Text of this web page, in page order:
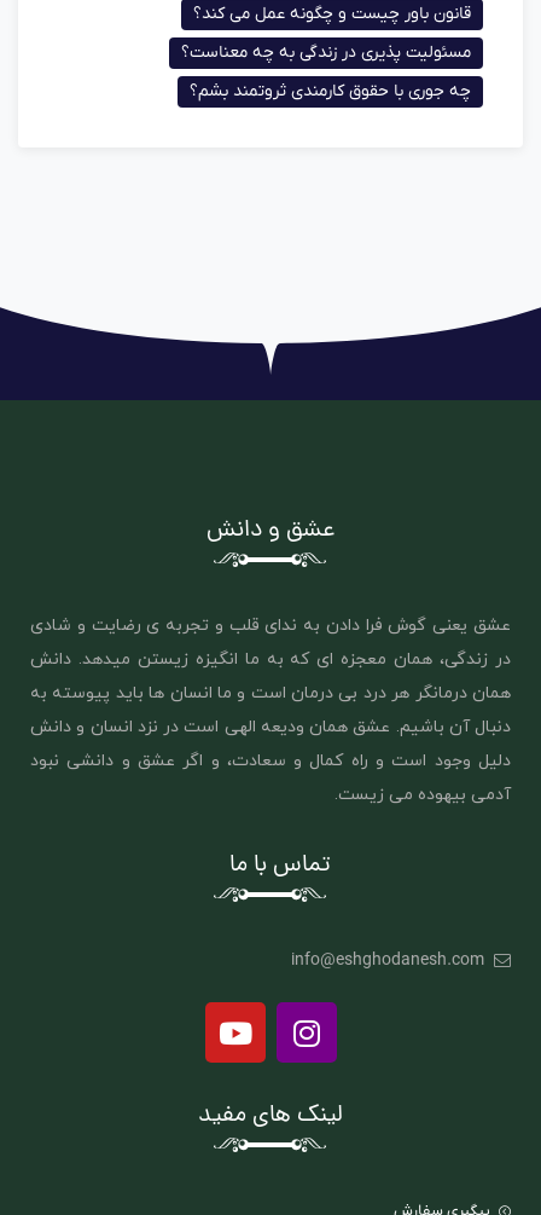
قانون باور چیست و چگونه عمل می کند؟
مسئولیت پذیری در زندگی به چه معناست؟
چه جوری با حقوق کارمندی ثروتمند بشم؟
عشق و دانش
عشق یعنی گوش فرا دادن به ندای قلب و تجربه ی رضایت و شادی
در زندگی، همان معجزه ای که به ما انگیزه زیستن میدهد. دانش
همان درمانگر هر درد بی درمان است و ما انسان ها باید پیوسته به
دنبال آن باشیم. عشق همان ‌ودیعه الهی است در نزد انسان و دانش
دلیل وجود است و راه کمال و سعادت، و اگر عشق و دانشی نبود
آدمی بیهوده می زیست.
تماس با ما
info@eshghodanesh.com
لینک های مفید